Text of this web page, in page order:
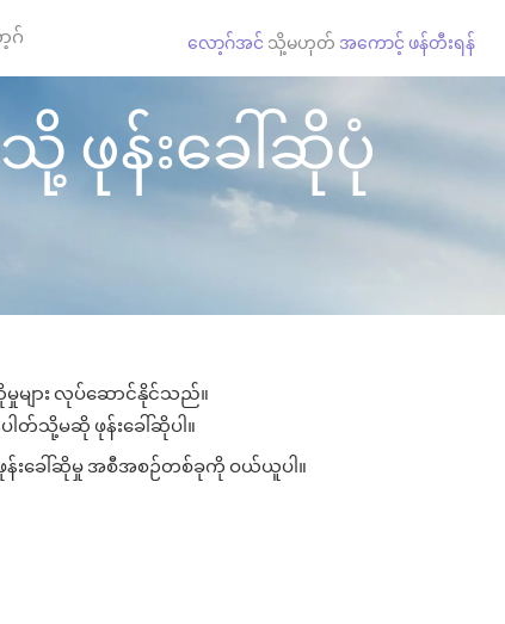
ဂ် လော့ဂ်အင် သို့မဟုတ် အကောင့် ဖန်တီးရန်
ဖုန်းခေါ်ဆိုပုံ
မှုများ လုပ်ဆောင်နိုင်သည်။
ါတ်သို့မဆို ဖုန်းခေါ်ဆိုပါ။
န်းခေါ်ဆိုမှု အစီအစဉ်တစ်ခုကို ဝယ်ယူပါ။